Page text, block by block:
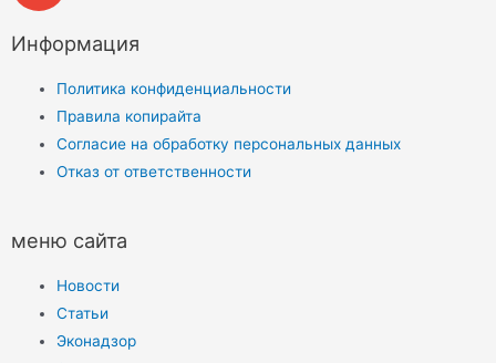
Информация
Политика конфиденциальности
Правила копирайта
Согласие на обработку персональных данных
Отказ от ответственности
меню сайта
Новости
Статьи
Эконадзор